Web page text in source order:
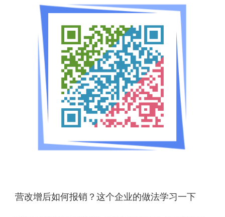
营改增后如何报销？这个企业的做法学习一下